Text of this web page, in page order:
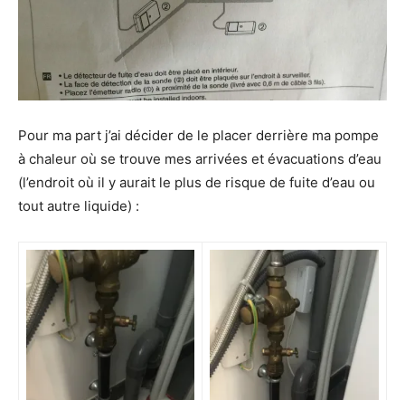
Pour ma part j’ai décider de le placer derrière ma pompe
à chaleur où se trouve mes arrivées et évacuations d’eau
(l’endroit où il y aurait le plus de risque de fuite d’eau ou
tout autre liquide) :